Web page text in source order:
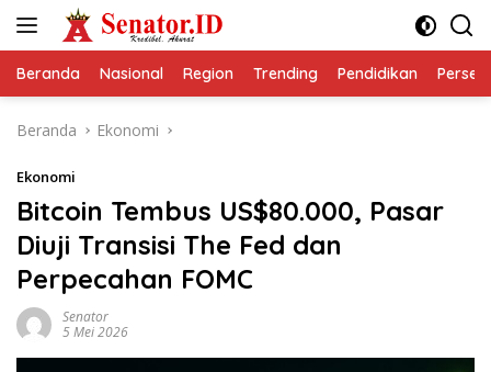
Beranda Nasional Region Trending Pendidikan
Beranda Ekonomi
Ekonomi
Bitcoin Tembus US$80.000, Pasar
Diuji Transisi The Fed dan
Perpecahan FOMC
Senator
5 Mei 2026